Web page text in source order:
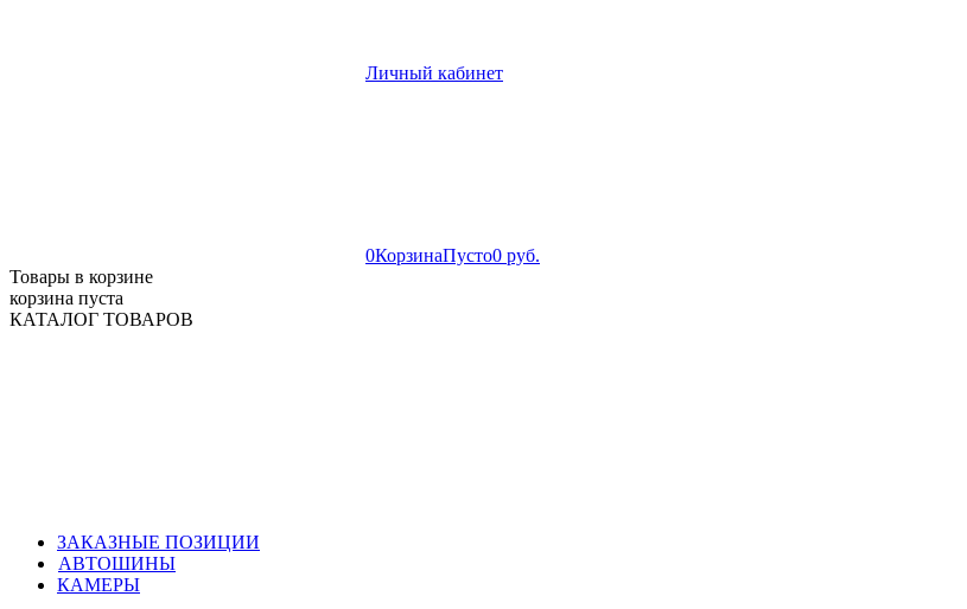
Личный кабинет
0КорзинаПусто0 руб.
Товары в корзине
корзина пуста
КАТАЛОГ ТОВАРОВ
ЗАКАЗНЫЕ ПОЗИЦИИ
АВТОШИНЫ
КАМЕРЫ